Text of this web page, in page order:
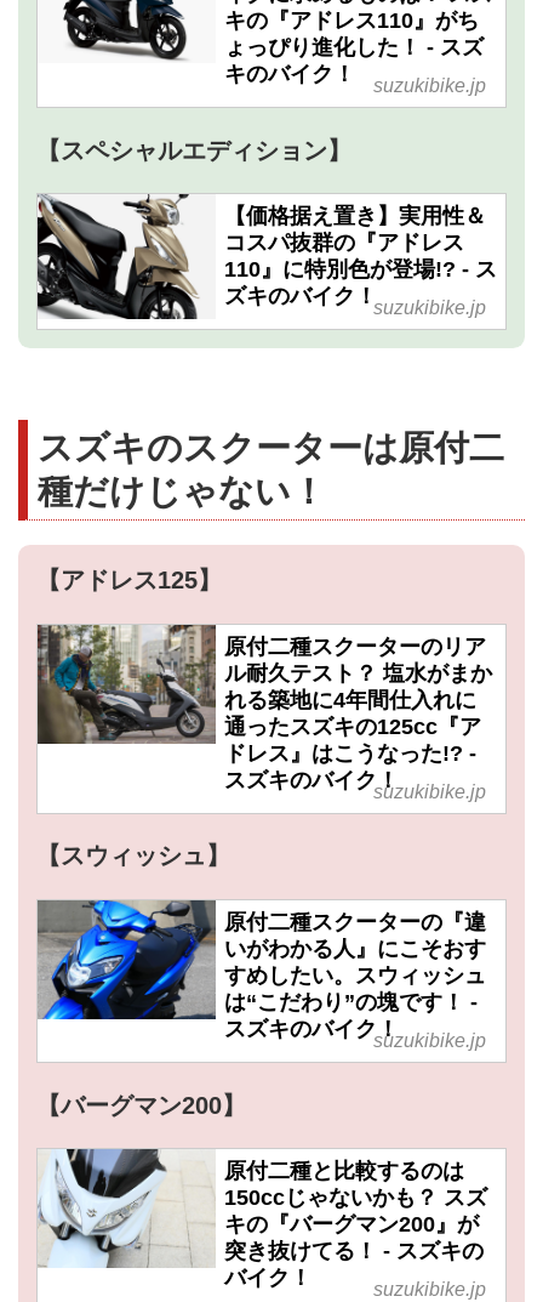
キの『アドレス110』がち
ょっぴり進化した！ - スズ
キのバイク！
suzukibike.jp
【スペシャルエディション】
【価格据え置き】実用性＆
コスパ抜群の『アドレス
110』に特別色が登場!? - ス
ズキのバイク！ suzukibike.jp
スズキのスクーターは原付二
種だけじゃない！
【アドレス125】
原付二種スクーターのリア
ル耐久テスト？ 塩水がまか
れる築地に4年間仕入れに
通ったスズキの125cc『ア
ドレス』はこうなった!? -
スズキのバイク！suzukibike.jp
【スウィッシュ】
原付二種スクーターの『違
いがわかる人』にこそおす
すめしたい。スウィッシュ
は“こだわり”の塊です！ -
スズキのバイク！suzukibike.jp
【バーグマン200】
原付二種と比較するのは
150ccじゃないかも？ スズ
キの『バーグマン200』が
突き抜けてる！ - スズキの
バイク！
suzukibike.jp